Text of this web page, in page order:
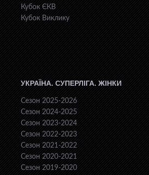
Кубок ЄКВ
Кубок Виклику
УКРАЇНА. СУПЕРЛІГА. ЖІНКИ
Сезон 2025-2026
Сезон 2024-2025
Сезон 2023-2024
Сезон 2022-2023
Сезон 2021-2022
Сезон 2020-2021
Сезон 2019-2020